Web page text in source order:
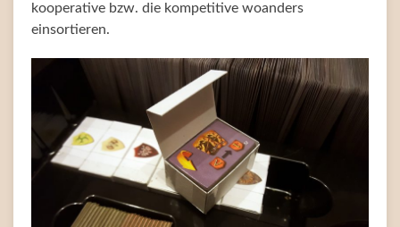
kooperative bzw. die kompetitive woanders
einsortieren.